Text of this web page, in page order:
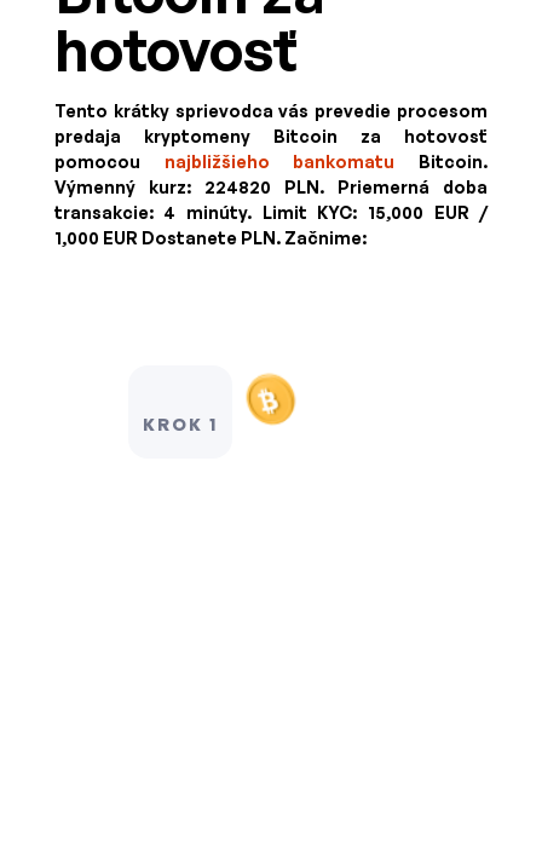
hotovosť
Tento krátky sprievodca vás prevedie procesom
predaja kryptomeny Bitcoin za hotovosť
pomocou najbližšieho bankomatu Bitcoin.
Výmenný kurz: 224820 PLN. Priemerná doba
transakcie: 4 minúty. Limit KYC: 15,000 EUR /
1,000 EUR Dostanete PLN. Začnime:
KROK 1